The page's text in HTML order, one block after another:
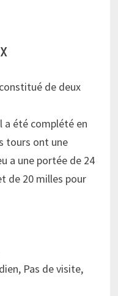
de deux
a été complété en
tours ont une
a une portée de 24
de 20 milles pour
Pas de visite,